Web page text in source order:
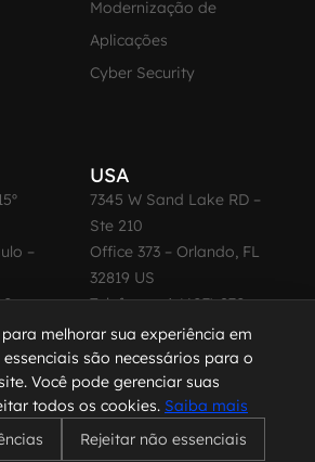
Modernização de
Aplicações
Cyber Security
–
USA
7345 W Sand Lake RD –
Ste 210
Office 373 – Orlando, FL
32819 US
Telefone: +1 (407) 270-
3065
Todos os direitos reservados.
de Privacidade |
melhorar sua experiência em
são necessários para o
Você pode gerenciar suas
todos os cookies. Saiba mais
Rejeitar não essenciais